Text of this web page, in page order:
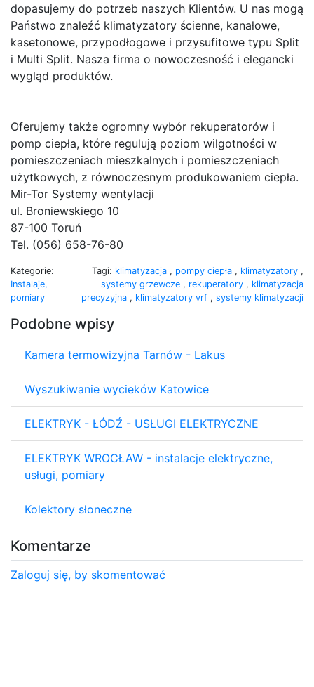
dopasujemy do potrzeb naszych Klientów. U nas mogą
Państwo znaleźć klimatyzatory ścienne, kanałowe,
kasetonowe, przypodłogowe i przysufitowe typu Split
i Multi Split. Nasza firma o nowoczesność i elegancki
wygląd produktów.
Oferujemy także ogromny wybór rekuperatorów i
pomp ciepła, które regulują poziom wilgotności w
pomieszczeniach mieszkalnych i pomieszczeniach
użytkowych, z równoczesnym produkowaniem ciepła.
Mir-Tor Systemy wentylacji
ul. Broniewskiego 10
87-100 Toruń
Tel. (056) 658-76-80
Kategorie:
Instalaje,
pomiary
Tagi: klimatyzacja , pompy ciepła , klimatyzatory ,
systemy grzewcze , rekuperatory , klimatyzacja
precyzyjna , klimatyzatory vrf , systemy klimatyzacji
Podobne wpisy
Kamera termowizyjna Tarnów - Lakus
Wyszukiwanie wycieków Katowice
ELEKTRYK - ŁÓDŹ - USŁUGI ELEKTRYCZNE
ELEKTRYK WROCŁAW - instalacje elektryczne,
usługi, pomiary
Kolektory słoneczne
Komentarze
Zaloguj się, by skomentować